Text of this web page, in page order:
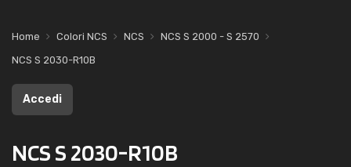
Home Colori NCS NCS
NCS S 2000 - S 2570
NCS S 2030-R10B
Accedi
NCS S 2030-R10B